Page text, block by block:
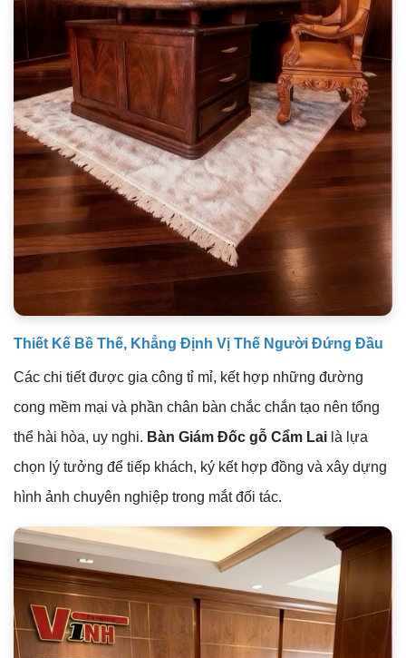
Thiết Kế Bề Thế, Khẳng Định Vị Thế Người Đứng Đầu
Các chi tiết được gia công tỉ mỉ, kết hợp những đường
cong mềm mại và phần chân bàn chắc chắn tạo nên tổng
thể hài hòa, uy nghi. Bàn Giám Đốc gỗ Cẩm Lai là lựa
chọn lý tưởng để tiếp khách, ký kết hợp đồng và xây dựng
hình ảnh chuyên nghiệp trong mắt đối tác.